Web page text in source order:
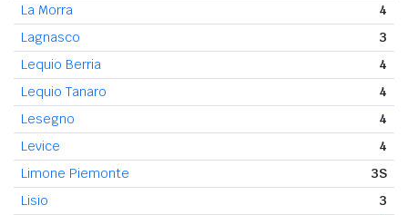
La Morra
4
Lagnasco
3
Lequio Berria
4
Lequio Tanaro
4
Lesegno
4
Levice
4
Limone Piemonte
3S
Lisio
3